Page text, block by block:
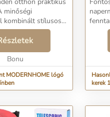
minőségi
kombinált stílusos
helyet biztosít a
klasszikus,
függőá...
Bonu
MODERNHOME lógó
és
vagy
kerek